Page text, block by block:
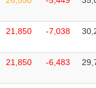
21,850 -7,038
21,850 -6,483